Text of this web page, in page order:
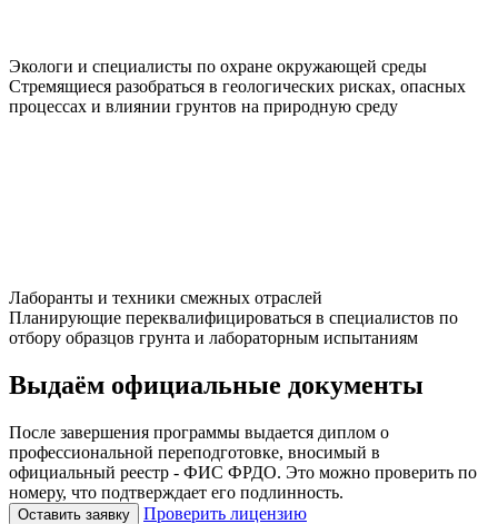
Экологи и специалисты по охране окружающей среды
Стремящиеся разобраться в геологических рисках, опасных
процессах и влиянии грунтов на природную среду
Лаборанты и техники смежных отраслей
Планирующие переквалифицироваться в специалистов по
отбору образцов грунта и лабораторным испытаниям
Выдаём официальные документы
После завершения программы выдается диплом о
профессиональной переподготовке, вносимый в
официальный реестр - ФИС ФРДО. Это можно проверить по
номеру, что подтверждает его подлинность.
Оставить заявку Проверить лицензию